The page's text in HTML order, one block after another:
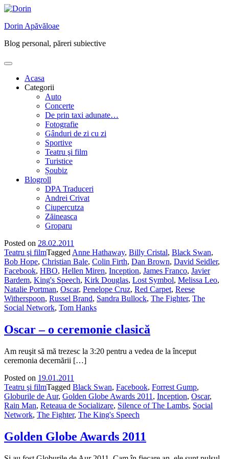
Skip
content
Dorin Apăvăloae
Blog personal, păreri subiective
Acasa
Categorii
Auto
Concerte
De prin taxi adunate…
Fotografie
Gânduri de zi cu zi
Sportive
Teatru şi film
Turistice
Șoubiz
Blogroll
DPA Traduceri
Andrei Crivat
Ciupercutza
Zăineasca
Groparu
Posted on 28.02.2011
Teatru şi filmTagged Anne Hathaway, Billy Cristal, Black Swan,
Bob Hope, Christian Bale, Colin Firth, Dan Brown, David Seidler,
Facebook, HBO, Hellen Miren, Inception, James Franco, Javier
Bardem, King's Speech, Kirk Douglas, Lost Symbol, Melissa Leo,
Natalie Portman, Oscar, Penelope Cruz, Red Carpet, Reese
Witherspoon, Russel Brand, Sandra Bullock, The Fighter, The
Social Network, Tom Hanks
Oscar – o ceremonie clasică
Am reuşit să mă trezesc la 3:20 pentru a vedea de la început
ceremonia decernării […]
Posted on 19.01.2011
Teatru şi filmTagged Black Swan, Facebook, Forrest Gump,
Globurile de Aur, Golden Globe Awards 2011 , Inception, Oscar,
Rain Man, Reteaua de Socializare, Silence of The Lambs, Social
Network, The Fighter, The King's Speech
Golden Globe Awards 2011